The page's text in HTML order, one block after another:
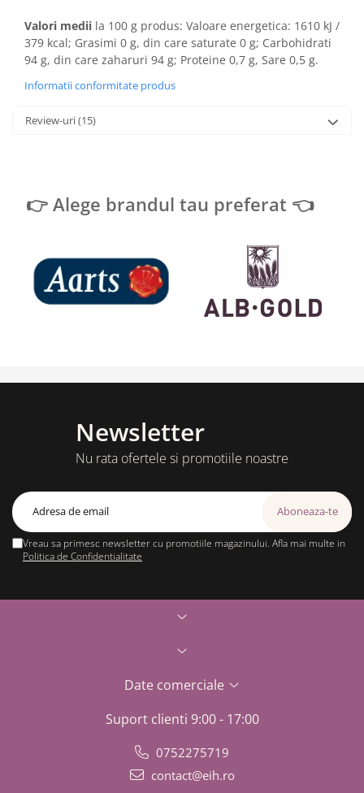
Valori medii la 100 g produs: Valoare energetica: 1610 kJ /
379 kcal; Grasimi 0 g, din care saturate 0 g; Carbohidrati
94 g, din care zaharuri 94 g; Proteine 0,7 g, Sare 0,5 g.
Informatii conformitate produs
Review-uri(15)
👉 Alege brandul tau preferat 👈
Newsletter
Nu rata ofertele si promotiile noastre
Vreau sa primesc newsletter cu promotiile magazinului. Afla mai multe in
Politica de Confidentialitate
Date comerciale
Suport clienti 9:00 - 17:00
0752275719
contact@eih.ro